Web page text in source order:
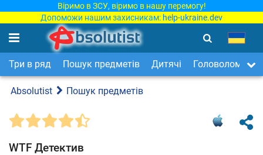
Віримо в ЗСУ, віримо в нашу перемогу!
Допоможи нашим захисникам: help-ukraine.dev
Три в ряд Пошук предметів Дитячі Головоломки
Absolutist Пошук предметів
WTF Детектив